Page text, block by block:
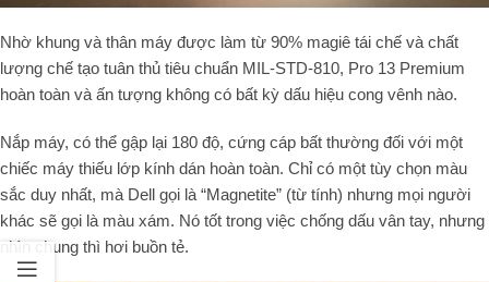
Nhờ khung và thân máy được làm từ 90% magiê tái chế và chất
lượng chế tạo tuân thủ tiêu chuẩn MIL-STD-810, Pro 13 Premium
hoàn toàn và ấn tượng không có bất kỳ dấu hiệu cong vênh nào.
Nắp máy, có thể gập lại 180 độ, cứng cáp bất thường đối với một
chiếc máy thiếu lớp kính dán hoàn toàn. Chỉ có một tùy chọn màu
sắc duy nhất, mà Dell gọi là “Magnetite” (từ tính) nhưng mọi người
khác sẽ gọi là màu xám. Nó tốt trong việc chống dấu vân tay, nhưng
nhìn chung thì hơi buồn tẻ.